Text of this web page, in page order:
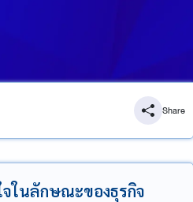
Share
ในลักษณะของธุรกิจ